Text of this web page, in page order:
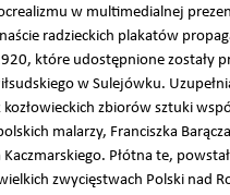
w multimedialnej
radzieckich plakatów
które udostępnione zostały
w Sulejówku.
zbiorów sztuki
malarzy, Franciszka
Kaczmarskiego. Płótna te,
zwycięstwach Polski nad